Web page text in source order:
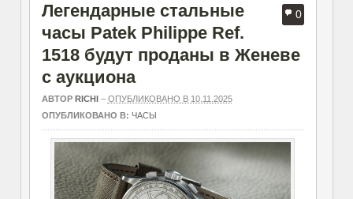
0
Легендарные стальные
часы Patek Philippe Ref.
1518 будут проданы в Женеве
с аукциона
АВТОР RICHI – ОПУБЛИКОВАНО В 10.11.2025
ОПУБЛИКОВАНО В: ЧАСЫ